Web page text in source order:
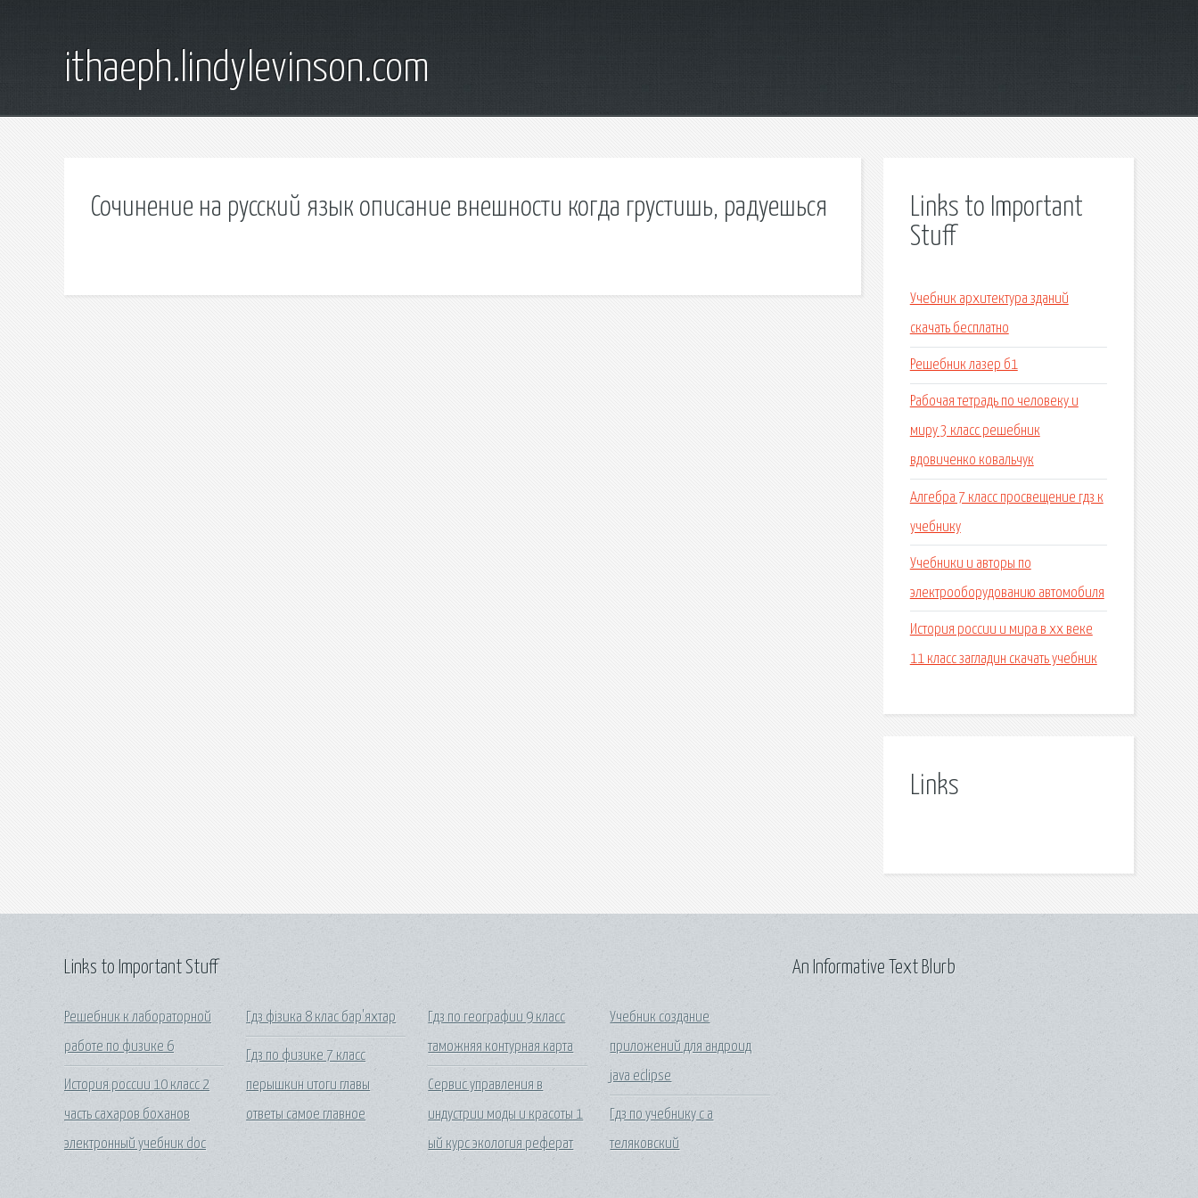
ithaeph.lindylevinson.com
Сочинение на русский язык описание внешности когда грустишь, радуешься
Links to Important
Stuff
Учебник архитектура зданий
скачать бесплатно
Решебник лазер б1
Рабочая тетрадь по человеку и
миру 3 класс решебник
вдовиченко ковальчук
Алгебра 7 класс просвещение гдз к
учебнику
Учебники и авторы по
электрооборудованию автомобиля
История россии и мира в xx веке
11 класс загладин скачать учебник
Links
Links to Important Stuff
Решебник к лабораторной
работе по физике 6
История россии 10 класс 2
часть сахаров боханов
электронный учебник doc
Гдз фізика 8 клас бар'яхтар
Гдз по физике 7 класс
перышкин итоги главы
ответы самое главное
Гдз по географии 9 класс
таможняя контурная карта
Сервис управления в
индустрии моды и красоты 1
ый курс экология реферат
Учебник создание
приложений для андроид
java eclipse
Гдз по учебнику с a
теляковский
An Informative Text Blurb